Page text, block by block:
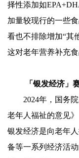
择性添加如
加量较现行的一些
看也不排除增加“其
这对老年营养补充
「银发经济」
2024年，国务
老年人福祉的意见
银发经济是向老年
备等一系列经济活